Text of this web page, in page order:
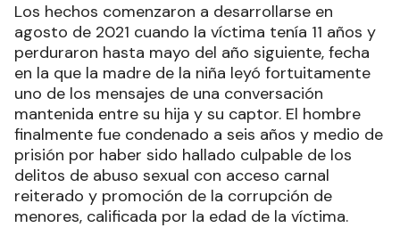
Los hechos comenzaron a desarrollarse en
agosto de 2021 cuando la víctima tenía 11 años y
perduraron hasta mayo del año siguiente, fecha
en la que la madre de la niña leyó fortuitamente
uno de los mensajes de una conversación
mantenida entre su hija y su captor. El hombre
finalmente fue condenado a seis años y medio de
prisión por haber sido hallado culpable de los
delitos de abuso sexual con acceso carnal
reiterado y promoción de la corrupción de
menores, calificada por la edad de la víctima.